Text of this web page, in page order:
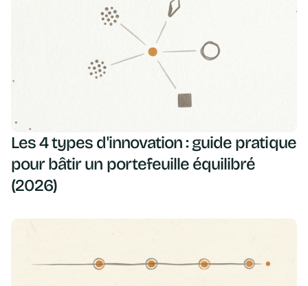
Les 4 types d'innovation : guide pratique
pour bâtir un portefeuille équilibré
(2026)